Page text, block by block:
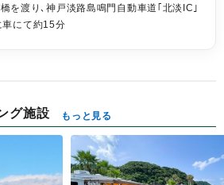
を渡り､神戸淡路島鳴門自動車道｢北淡IC｣
車にて約15分
グ施設 もっと見る